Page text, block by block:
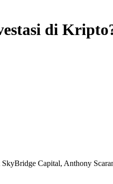
di
Capital, Anthony